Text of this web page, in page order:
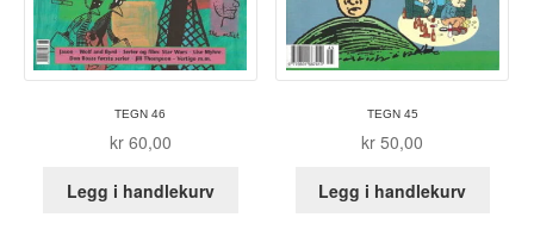
Rune Borvik
Sigbjørn Lilleeng
Sven Tveit / Jarle Grinde
TEGN 46
kr60,00
Legg i handlekurv
TEGN 45
kr 50,00
Legg i handlekurv